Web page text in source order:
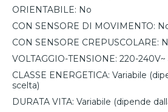
ORIENTABILE: No
CON SENSORE DI MOVIMENTO:
CON SENSORE CREPUSCOLARE:
VOLTAGGIO-TENSIONE: 220-
CLASSE ENERGETICA: Variabile
scelta)
DURATA VITA: Variabile (dipende